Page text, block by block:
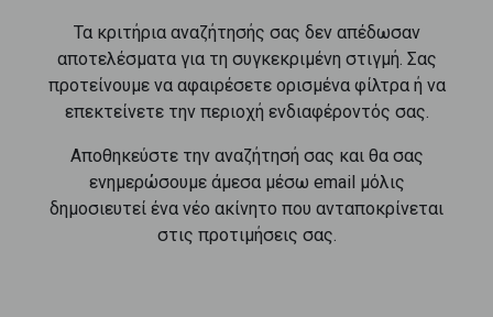
Τα κριτήρια αναζήτησής σας δεν απέδωσαν
αποτελέσματα για τη συγκεκριμένη στιγμή. Σας
προτείνουμε να αφαιρέσετε ορισμένα φίλτρα ή να
επεκτείνετε την περιοχή ενδιαφέροντός σας.
Αποθηκεύστε την αναζήτησή σας και θα σας
ενημερώσουμε άμεσα μέσω email μόλις
δημοσιευτεί ένα νέο ακίνητο που ανταποκρίνεται
στις προτιμήσεις σας.